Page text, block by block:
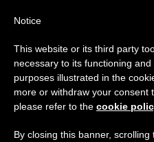
Aviso
Del 27 de julio al 7 de
anual, aprovechando que
se generan menos
Notice
This website or its third party
necessary to its functioning
purposes illustrated in the
more or withdraw your consent
please refer to the cookie
By closing this banner,